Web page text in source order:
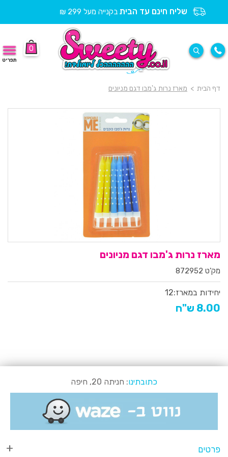
שליח חינם עד הבית בקנייה מעל 299 ₪
0
תפריט
דף הבית > מארז נרות ג'מבו דגם מניונים
מארז נרות ג'מבו דגם מניונים
מק'ט 872952
יחידות במארז:12
8.00 ש"ח
כתובתינו: חניתה 20, חיפה
פרטים